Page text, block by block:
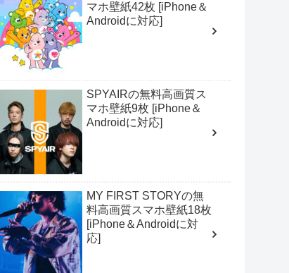
マホ壁紙42枚 [iPhone＆
Androidに対応]
SPYAIRの無料高画質ス
マホ壁紙9枚 [iPhone＆
Androidに対応]
MY FIRST STORYの無
料高画質スマホ壁紙18枚
[iPhone＆Androidに対
応]